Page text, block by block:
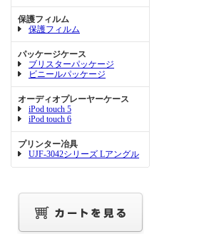
保護フィルム
保護フィルム
パッケージケース
ブリスターパッケージ
ビニールパッケージ
オーディオプレーヤーケース
iPod touch 5
iPod touch 6
プリンター冶具
UJF-3042シリーズ Lアングル